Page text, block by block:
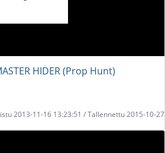
HIDER (Prop Hunt)
2013-11-16 13:23:51 / Tallennettu 2015-10-27